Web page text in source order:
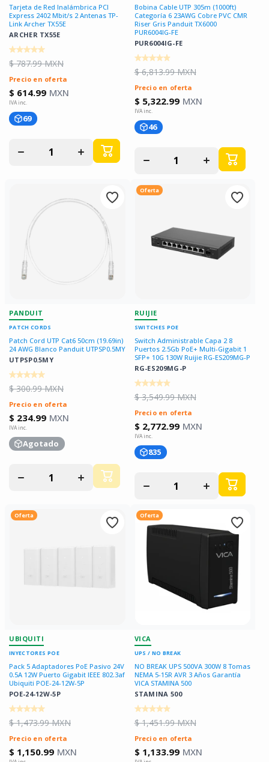
ARCHER TX55E
Tarjeta de Red Inalámbrica PCI
Express 2402 Mbit/s 2 Antenas TP-
Link Archer TX55E
$ 787.99 MXN
Precio en oferta
$ 614.99 MXN
69
cantidad
Aumentar
cantidad
para
PUR6004IG-FE
Bobina Cable UTP 305m (1000ft)
Categoría 6 23AWG Cobre PVC CMR
Riser Gris Panduit TX6000
PUR6004IG-FE
$ 6,813.99 MXN
Precio en oferta
$ 5,322.99 MXN
46
cantidad
Aumentar
cantidad
para
PANDUIT
PATCH CORDS
UTPSP0.5MY
Patch Cord UTP Cat6 50cm (19.69in)
24 AWG Blanco Panduit UTPSP0.5MY
$ 300.99 MXN
Precio en oferta
$ 234.99 MXN
Agotado
cantidad
Aumentar
cantidad
para
Oferta
RUIJIE
SWITCHES POE
RG-ES209MG-P
Switch Administrable Capa 2 8
Puertos 2.5Gb PoE+ Multi-Gigabit 1
SFP+ 10G 130W Ruijie RG-ES209MG-P
$ 3,549.99 MXN
Precio en oferta
$ 2,772.99 MXN
835
cantidad
Aumentar
cantidad
para
Oferta
UBIQUITI
INYECTORES POE
POE-24-12W-5P
Pack 5 Adaptadores PoE Pasivo 24V
0.5A 12W Puerto Gigabit IEEE 802.3af
Ubiquiti POE-24-12W-5P
$ 1,473.99 MXN
Precio en oferta
$ 1,150.99 MXN
Oferta
VICA
UPS / NO BREAK
STAMINA 500
NO BREAK UPS 500VA 300W 8 Tomas
NEMA 5-15R AVR 3 Años Garantía
VICA STAMINA 500
$ 1,451.99 MXN
Precio en oferta
$ 1,133.99 MXN